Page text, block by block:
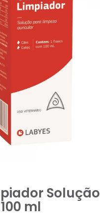
Solução
ml